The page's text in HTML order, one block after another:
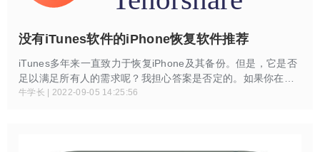
没有iTunes软件的iPhone恢复软件推荐
iTunes多年来一直致力于恢复iPhone及其备份。但是，它是否
足以满足所有人的需求呢？我担心答案是否定的。如果你在网
上提出“如何在没有iTunes的情况下恢复iPhone”这样的问题，
牛学长 | 2022-09-05 14:25:56